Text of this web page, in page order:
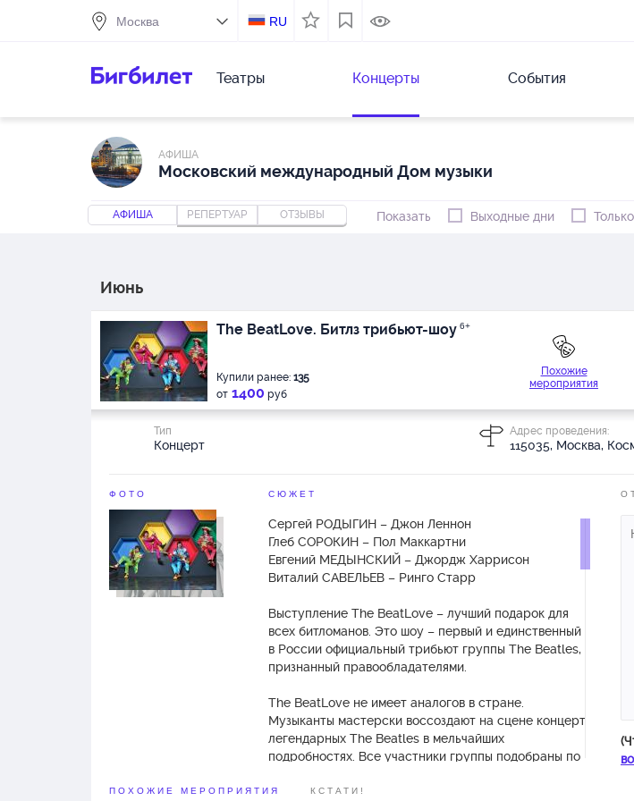
RU
Театры Концерты События
АФИША
Московский международный Дом музыки
АФИША РЕПЕРТУАР ОТЗЫВЫ Показать Выходные дни
Июнь
The BeatLove. Битлз трибьют-шоу 6+
Купили ранее: 135
от 1400 руб
Похожие
мероприятия
Тип
Концерт
Адрес проведения:
115035, Москва,
ФОТО СЮЖЕТ
Сергей РОДЫГИН – Джон Леннон
Глеб СОРОКИН – Пол Маккартни
Евгений МЕДЫНСКИЙ – Джордж Харрисон
Виталий САВЕЛЬЕВ – Ринго Старр
Выступление The BeatLove – лучший подарок для
всех битломанов. Это шоу – первый и единственный
в России официальный трибьют группы The Beatles,
признанный правообладателями.
The BeatLove не имеет аналогов в стране.
Музыканты мастерски воссоздают на сцене концерт
легендарных The Beatles в мельчайших
подробностях. Все участники группы подобраны по
и инструменты полностью соответствуют
ПОХОЖИЕ МЕРОПРИЯТИЯ КСТАТИ!